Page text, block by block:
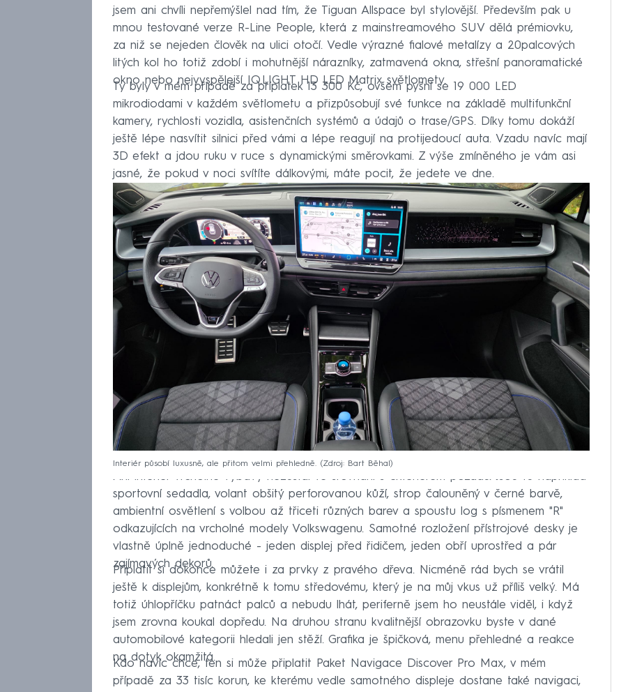
jsem ani chvíli nepřemýšlel nad tím, že Tiguan Allspace byl stylovější. Především pak u
mnou testované verze R-Line People, která z mainstreamového SUV dělá prémiovku,
za niž se nejeden člověk na ulici otočí. Vedle výrazné fialové metalízy a 20palcových
litých kol ho totiž zdobí i mohutnější nárazníky, zatmavená okna, střešní panoramatické
okno nebo nejvyspělejší IQ.LIGHT HD LED Matrix světlomety.
Ty byly v mém případě za příplatek 13 300 Kč, ovšem pyšní se 19 000 LED
mikrodiodami v každém světlometu a přizpůsobují své funkce na základě multifunkční
kamery, rychlosti vozidla, asistenčních systémů a údajů o trase/GPS. Díky tomu dokáží
ještě lépe nasvítit silnici před vámi a lépe reagují na protijedoucí auta. Vzadu navíc mají
3D efekt a jdou ruku v ruce s dynamickými směrovkami. Z výše zmíněného je vám asi
jasné, že pokud v noci svítíte dálkovými, máte pocit, že jedete ve dne.
Interiér působí luxusně, ale přitom velmi přehledně. Zdroj: Bart Běhal
Ani interiér vrcholné výbavy nezůstal ve srovnání s exteriérem pozadu. Jsou tu například
sportovní sedadla, volant obšitý perforovanou kůží, strop čalouněný v černé barvě,
ambientní osvětlení s volbou až třiceti různých barev a spoustu log s písmenem "R"
odkazujících na vrcholné modely Volkswagenu. Samotné rozložení přístrojové desky je
vlastně úplně jednoduché - jeden displej před řidičem, jeden obří uprostřed a pár
zajímavých dekorů.
Připlatit si dokonce můžete i za prvky z pravého dřeva. Nicméně rád bych se vrátil
ještě k displejům, konkrétně k tomu středovému, který je na můj vkus už příliš velký. Má
totiž úhlopříčku patnáct palců a nebudu lhát, periferně jsem ho neustále viděl, i když
jsem zrovna koukal dopředu. Na druhou stranu kvalitnější obrazovku byste v dané
automobilové kategorii hledali jen stěží. Grafika je špičková, menu přehledné a reakce
na dotyk okamžitá.
Kdo navíc chce, ten si může připlatit Paket Navigace Discover Pro Max, v mém
případě za 33 tisíc korun, ke kterému vedle samotného displeje dostane také navigaci,